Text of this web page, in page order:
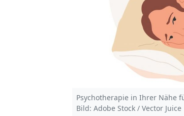
Psychotherapie in Ihrer Nähe
Bild: Adobe Stock / Vector Juice